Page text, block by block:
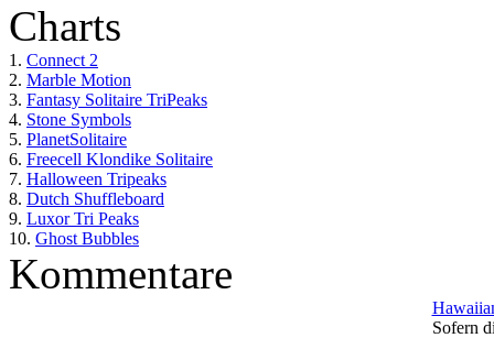
Charts
1. Connect 2
2. Marble Motion
3. Fantasy Solitaire TriPeaks
4. Stone Symbols
5. PlanetSolitaire
6. Freecell Klondike Solitaire
7. Halloween Tripeaks
8. Dutch Shuffleboard
9. Luxor Tri Peaks
10. Ghost Bubbles
Kommentare
Sofern